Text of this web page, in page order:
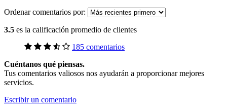
Ordenar comentarios por:
3.5 es la calificación promedio de clientes
185 comentarios
Cuéntanos qué piensas.
Tus comentarios valiosos nos ayudarán a proporcionar mejores
servicios.
Escribir un comentario